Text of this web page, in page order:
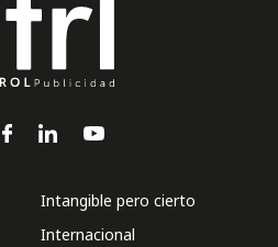
Intangible pero cierto
Internacional